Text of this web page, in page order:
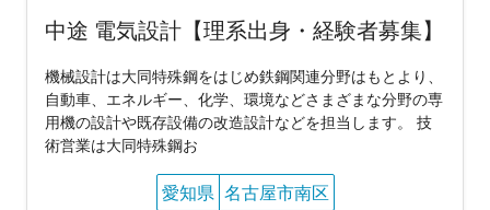
中途 電気設計【理系出身・経験者募集】
機械設計は大同特殊鋼をはじめ鉄鋼関連分野はもとより、
自動車、エネルギー、化学、環境などさまざまな分野の専
用機の設計や既存設備の改造設計などを担当します。 技
術営業は大同特殊鋼お
愛知県 名古屋市南区